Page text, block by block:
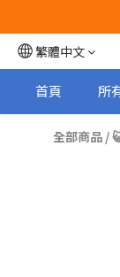
繁體中文
首頁 所
全部商品 /